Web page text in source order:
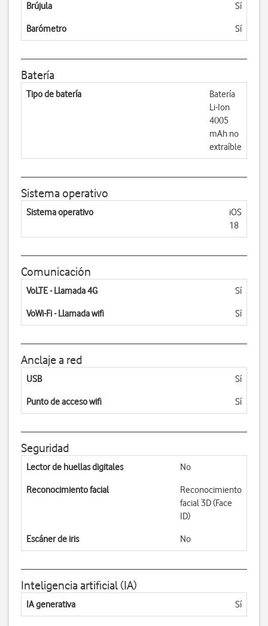
Brújula Sí
Barómetro Sí
Batería
Tipo de batería
Batería
Li-Ion
4005
mAh no
extraíble
Sistema operativo
Sistema operativo
iOS
18
Comunicación
VoLTE - Llamada 4G Sí
VoWi-Fi - Llamada wifi Sí
Anclaje a red
USB Sí
Punto de acceso wifi Sí
Seguridad
Lector de huellas digitales No
Reconocimiento facial
Reconocimiento
facial 3D (Face
ID)
Escáner de iris No
Inteligencia artificial (IA)
IA generativa Sí